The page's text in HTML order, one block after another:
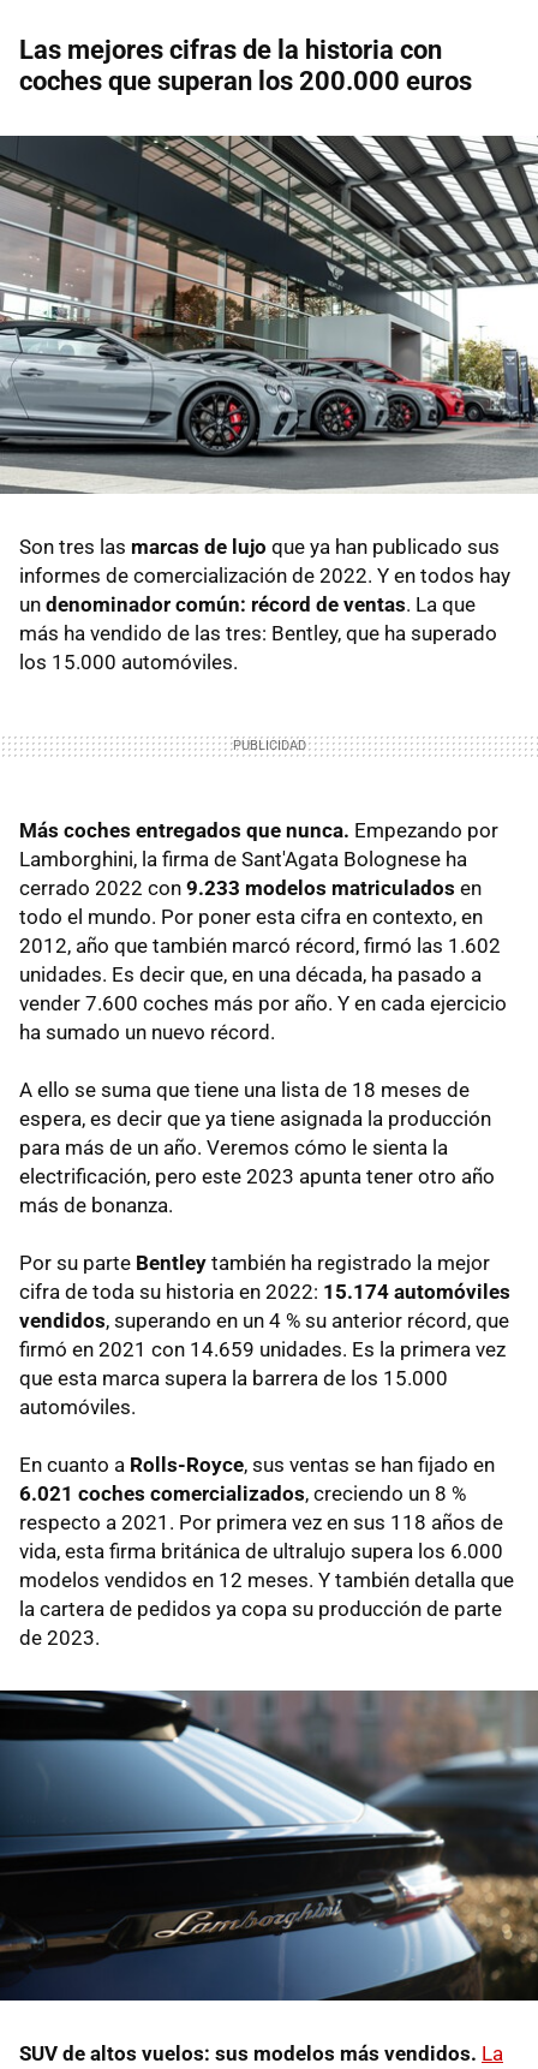
Las mejores cifras de la historia con
coches que superan los 200.000 euros
Son tres las marcas de lujo que ya han publicado sus
informes de comercialización de 2022. Y en todos hay
un denominador común: récord de ventas. La que
más ha vendido de las tres: Bentley, que ha superado
los 15.000 automóviles.
Más coches entregados que nunca. Empezando por
Lamborghini, la firma de Sant'Agata Bolognese ha
cerrado 2022 con 9.233 modelos matriculados en
todo el mundo. Por poner esta cifra en contexto, en
2012, año que también marcó récord, firmó las 1.602
unidades. Es decir que, en una década, ha pasado a
vender 7.600 coches más por año. Y en cada ejercicio
ha sumado un nuevo récord.
A ello se suma que tiene una lista de 18 meses de
espera, es decir que ya tiene asignada la producción
para más de un año. Veremos cómo le sienta la
electrificación, pero este 2023 apunta tener otro año
más de bonanza.
Por su parte Bentley también ha registrado la mejor
cifra de toda su historia en 2022: 15.174 automóviles
vendidos, superando en un 4 % su anterior récord, que
firmó en 2021 con 14.659 unidades. Es la primera vez
que esta marca supera la barrera de los 15.000
automóviles.
En cuanto a Rolls-Royce, sus ventas se han fijado en
6.021 coches comercializados, creciendo un 8 %
respecto a 2021. Por primera vez en sus 118 años de
vida, esta firma británica de ultralujo supera los 6.000
modelos vendidos en 12 meses. Y también detalla que
la cartera de pedidos ya copa su producción de parte
de 2023.
SUV de altos vuelos: sus modelos más vendidos. La